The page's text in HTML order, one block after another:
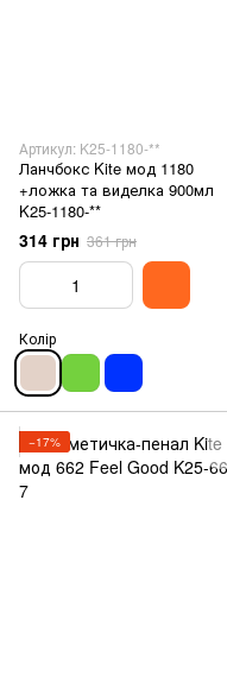
Артикул: K25-1180-**
Ланчбокс Kite мод 1180
+ложка та виделка 900мл
K25-1180-**
314 грн 361 грн
Колір
−17%